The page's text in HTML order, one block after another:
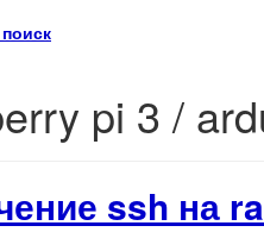
pi 3 /
ssh на